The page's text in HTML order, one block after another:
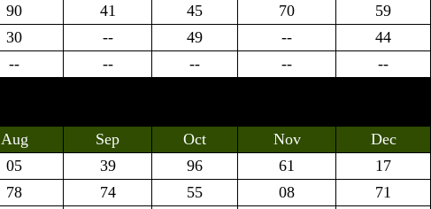
90 41 45 70
59
30 -- 49 --
44
-- -- -- -- --
Aug Sep Oct Nov
Dec
05 39 96 61
17
78 74 55 08
71